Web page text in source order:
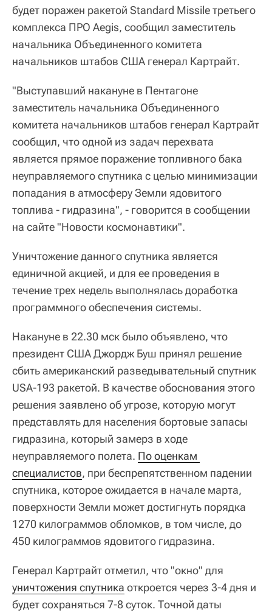
будет поражен ракетой Standard Missile третьего
комплекса ПРО Aegis, сообщил заместитель
начальника Объединенного комитета
начальников штабов США генерал Картрайт.
"Выступавший накануне в Пентагоне
заместитель начальника Объединенного
комитета начальников штабов генерал Картрайт
сообщил, что одной из задач перехвата
является прямое поражение топливного бака
неуправляемого спутника с целью минимизации
попадания в атмосферу Земли ядовитого
топлива - гидразина", - говорится в сообщении
на сайте "Новости космонавтики".
Уничтожение данного спутника является
единичной акцией, и для ее проведения в
течение трех недель выполнялась доработка
программного обеспечения системы.
Накануне в 22.30 мск было объявлено, что
президент США Джордж Буш принял решение
сбить американский разведывательный спутник
USA-193 ракетой. В качестве обоснования этого
решения заявлено об угрозе, которую могут
представлять для населения бортовые запасы
гидразина, который замерз в ходе
неуправляемого полета. По оценкам
специалистов, при беспрепятственном падении
спутника, которое ожидается в начале марта,
поверхности Земли может достигнуть порядка
1270 килограммов обломков, в том числе, до
450 килограммов ядовитого гидразина.
Генерал Картрайт отметил, что "окно" для
уничтожения спутника откроется через 3-4 дня и
будет сохраняться 7-8 суток. Точной даты